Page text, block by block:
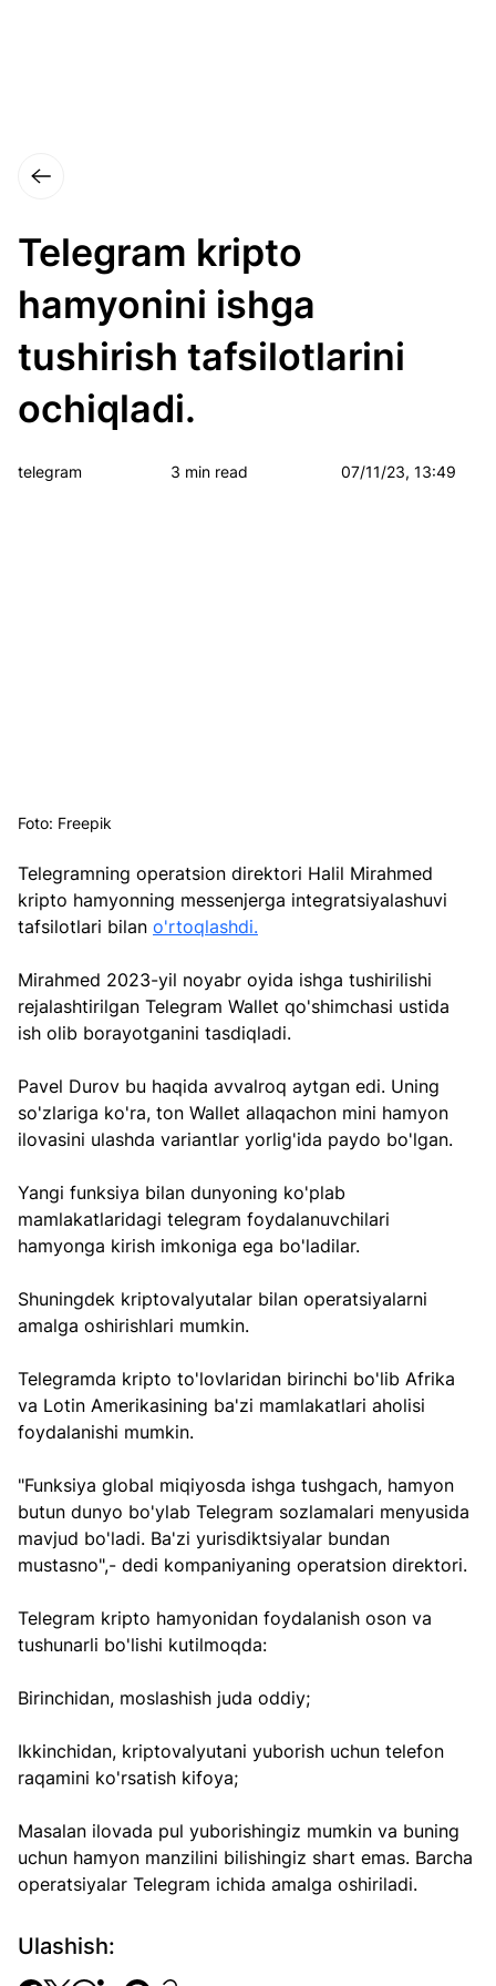
Telegram kripto
hamyonini ishga
tushirish tafsilotlarini
ochiqladi.
telegram 3 min read 07/11/23, 13:49
Foto: Freepik
Telegramning operatsion direktori Halil Mirahmed
kripto hamyonning messenjerga integratsiyalashuvi
tafsilotlari bilan o'rtoqlashdi.
Mirahmed 2023-yil noyabr oyida ishga tushirilishi
rejalashtirilgan Telegram Wallet qo'shimchasi ustida
ish olib borayotganini tasdiqladi.
Pavel Durov bu haqida avvalroq aytgan edi. Uning
so'zlariga ko'ra, ton Wallet allaqachon mini hamyon
ilovasini ulashda variantlar yorlig'ida paydo bo'lgan.
Yangi funksiya bilan dunyoning ko'plab
mamlakatlaridagi telegram foydalanuvchilari
hamyonga kirish imkoniga ega bo'ladilar.
Shuningdek kriptovalyutalar bilan operatsiyalarni
amalga oshirishlari mumkin.
Telegramda kripto to'lovlaridan birinchi bo'lib Afrika
va Lotin Amerikasining ba'zi mamlakatlari aholisi
foydalanishi mumkin.
"Funksiya global miqiyosda ishga tushgach, hamyon
butun dunyo bo'ylab Telegram sozlamalari menyusida
mavjud bo'ladi. Ba'zi yurisdiktsiyalar bundan
mustasno",- dedi kompaniyaning operatsion direktori.
Telegram kripto hamyonidan foydalanish oson va
tushunarli bo'lishi kutilmoqda:
Birinchidan, moslashish juda oddiy;
Ikkinchidan, kriptovalyutani yuborish uchun telefon
raqamini ko'rsatish kifoya;
Masalan ilovada pul yuborishingiz mumkin va buning
uchun hamyon manzilini bilishingiz shart emas. Barcha
operatsiyalar Telegram ichida amalga oshiriladi.
Ulashish: